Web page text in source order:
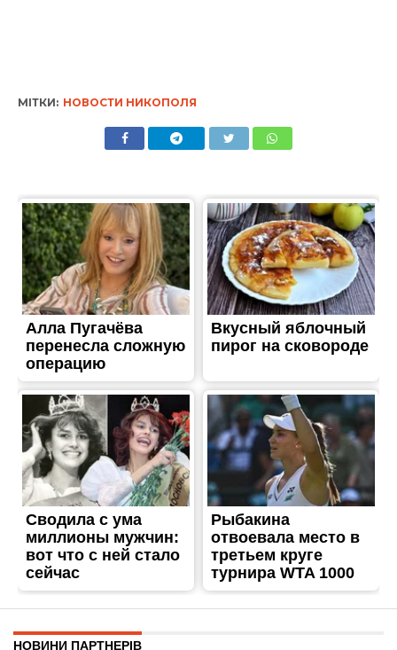
МІТКИ: НОВОСТИ НИКОПОЛЯ